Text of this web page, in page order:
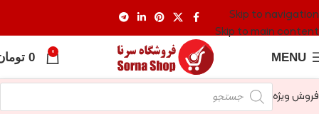
Skip to navigation
Skip to main content
MENU
0
0
فروش ویژه